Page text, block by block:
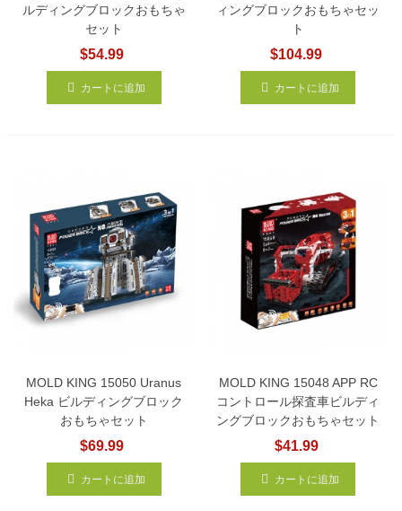
ルディングブロックおもちゃ
セット
$54.99
カートに追加
ィングブロックおもちゃセッ
ト
$104.99
カートに追加
MOLD KING 15050 Uranus
Heka ビルディングブロック
おもちゃセット
$69.99
カートに追加
MOLD KING 15048 APP RC
コントロール探査車ビルディ
ングブロックおもちゃセット
$41.99
カートに追加